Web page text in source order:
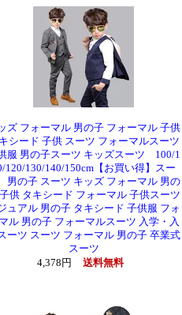
ズ フォーマル 男の子 フォーマル 子供
シード 子供 スーツ フォーマルスーツ
服 男の子スーツ キッズスーツ 100/1
120/130/140/150cm【お買い得】スー
の子 スーツ キッズ フォーマル 男の
供 タキシード フォーマル 子供スーツ
ュアル 男の子 タキシード 子供服 フォ
ル 男の子 フォーマルスーツ 入学・入
ーツ スーツ フォーマル 男の子 卒業式
スーツ
4,378円
送料無料